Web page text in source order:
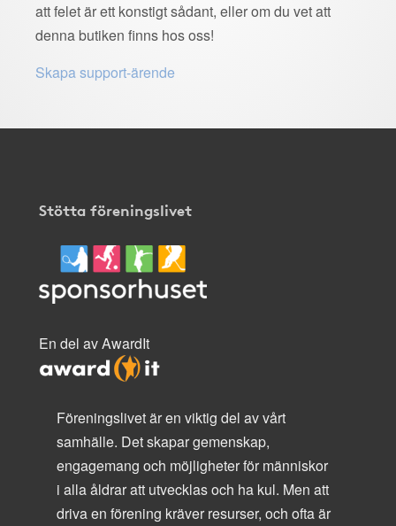
att felet är ett konstigt sådant, eller om du vet att
denna butiken finns hos oss!
Skapa support-ärende
Stötta föreningslivet
En del av AwardIt
Föreningslivet är en viktig del av vårt
samhälle. Det skapar gemenskap,
engagemang och möjligheter för människor
i alla åldrar att utvecklas och ha kul. Men att
driva en förening kräver resurser, och ofta är